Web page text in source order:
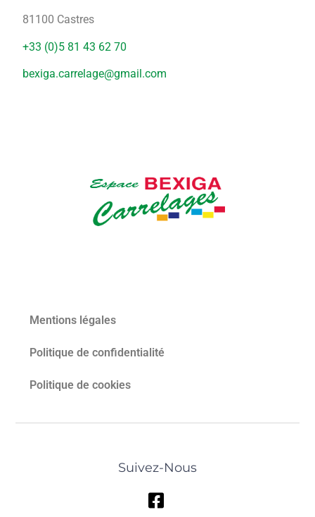
81100 Castres
+33 (0)5 81 43 62 70
bexiga.carrelage@gmail.com
Mentions légales
Politique de confidentialité
Politique de cookies
Suivez-Nous